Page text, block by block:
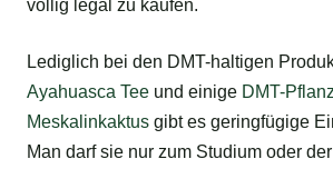
völlig legal zu kaufen.
Lediglich bei den DMT-haltigen
Ayahuasca Tee und einige DMT-
Meskalinkaktus gibt es geringfügige
Man darf sie nur zum Studium oder